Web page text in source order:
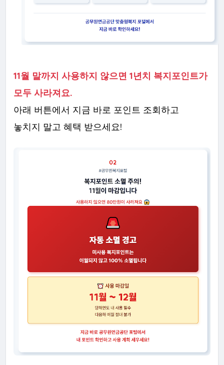
11월 말까지 사용하지 않으면 1년치 복지포인트가
모두 사라져요.
아래 버튼에서 지금 바로 포인트 조회하고
놓치지 말고 혜택 받으세요!